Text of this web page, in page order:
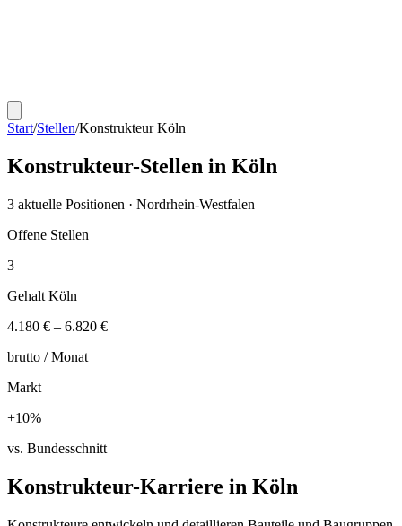
Start/Stellen/Konstrukteur Köln
Konstrukteur-Stellen in Köln
3 aktuelle Positionen · Nordrhein-Westfalen
Offene Stellen
3
Gehalt Köln
4.180 € – 6.820 €
brutto /Monat
Markt
+10%
vs. Bundesschnitt
Konstrukteur-Karriere in Köln